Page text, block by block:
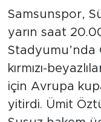
Samsunspor,
yarın saat
Stadyumu’nda
kırmızı-
için Avrupa
yitirdi. Ümit